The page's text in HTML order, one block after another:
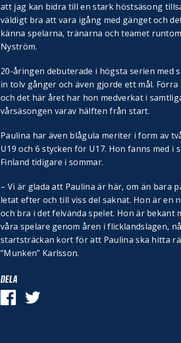
att jag kan bidra till en stark höstsäsong
väldigt bra att vara igång med gänget och
känna spelarna, tränarna och teamet
Nyström.
20-åringen debuterade i högsta serien med
in tolv gånger och även gjorde ett mål.
och det här året har hon medverkat i
vårsäsongen varav hälften från start.
Paulina har även blågula meriter i form av
U19 och 6 stycken för U17. Hon fanns med i
Finland tidigare i sommar.
– Vi är glada att Paulina är här, om än bara
letat efter och till viss del saknat. Hon är en
och bra i det felvända spelet. Hon är bekant
våra spelare genom åren i flicklandslagen,
startsträckan kort för att Paulina ska hitta
”Munken” Karlsson.
DELA